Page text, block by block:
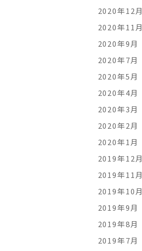
2020年12月
2020年11月
2020年9月
2020年7月
2020年5月
2020年4月
2020年3月
2020年2月
2020年1月
2019年12月
2019年11月
2019年10月
2019年9月
2019年8月
2019年7月